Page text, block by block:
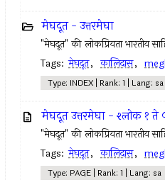
मेघदूत - उत्तरमेघा
"मेघदूत" की लोकप्रियता भारतीय
Tags: मेघदूत, कालिदास,
Type: INDEX | Rank: 1 | Lang: sa
मेघदूत उत्तरमेघा - श्लोक १ ते
"मेघदूत" की लोकप्रियता भारतीय
Tags: मेघदूत, कालिदास,
Type: PAGE | Rank: 1 | Lang: sa